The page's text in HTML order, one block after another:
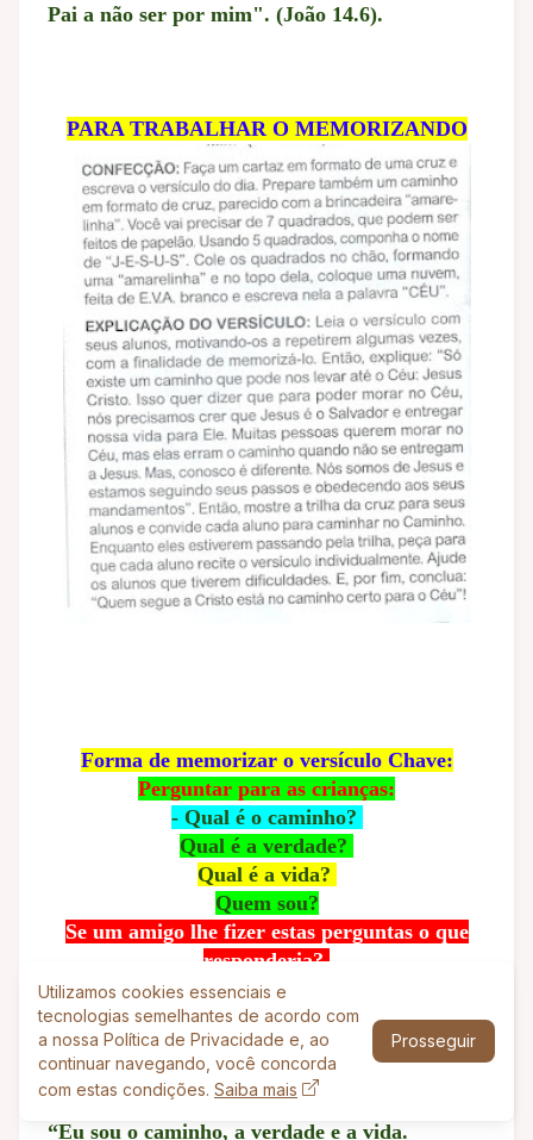
Pai a não ser por mim". (João 14.6).
PARA TRABALHAR O MEMORIZANDO
Forma de memorizar o versículo Chave:
Perguntar para as crianças:
- Qual é o caminho?
Qual é a verdade?
Qual é a vida?
Quem sou?
Se um amigo lhe fizer estas perguntas o que
responderia?
(deixar as crianças responder)
Depois perguntar:
O que Jesus respondeu?
(Esperar eles darem a resposta com o
versículo).
“Eu sou o caminho, a verdade e a vida.
Utilizamos cookies essenciais e
tecnologias semelhantes de acordo com
a nossa Política de Privacidade e, ao
continuar navegando, você concorda
com estas condições. Saiba mais
Prosseguir